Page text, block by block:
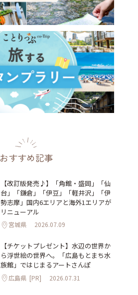
おすすめ記事
【改訂版発売♪】「角館・盛岡」「仙
台」「鎌倉」「伊豆」「軽井沢」「伊
勢志摩」国内6エリアと海外1エリアが
リニューアル
宮城県 2026.07.09
【チケットプレゼント】水辺の世界か
ら浮世絵の世界へ。「広島もとまち水
族館」ではじまるアートさんぽ
広島県 [PR] 2026.07.31